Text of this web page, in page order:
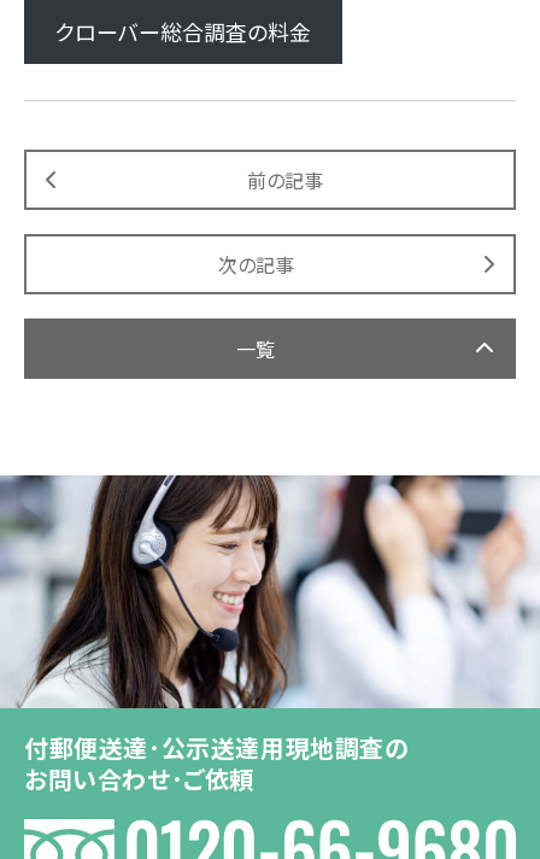
クローバー総合調査の料金
前の記事
次の記事
一覧
付郵便送達･公示送達用現地調査の
お問い合わせ･ご依頼